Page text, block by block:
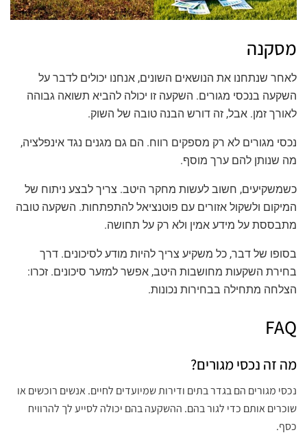
מסקנה
לאחר שנתחנו את הנושאים השונים, אנחנו יכולים לדבר על
השקעה בנכסי מגורים. השקעה זו יכולה להביא תשואה גבוהה
לאורך זמן. אבל, זה דורש הבנה טובה של השוק.
נכסי מגורים לא רק מספקים רווח. הם גם מגנים נגד אינפלציה,
מה שנותן להם ערך מוסף.
כשמשקיעים, חשוב לעשות מחקר היטב. צריך לבצע ניתוח של
המיקום ולשקול אזורים עם פוטנציאל להתפתחות. השקעה טובה
מתבססת על מידע אמין ולא רק על תחושה.
בסופו של דבר, כל משקיע צריך להיות מודע לסיכונים. דרך
בחירת השקעות מחושבות היטב, אפשר למזער סיכונים. זכרו:
הצלחה מתחילה בבחירות נכונות.
FAQ
מה זה נכסי מגורים?
נכסי מגורים הם בגדר בתים ודירות שמיועדים לחיים. אנשים רוכשים או
שוכרים אותם כדי לגור בהם. ההשקעה בהם יכולה לסייע לך להרוויח
כסף.